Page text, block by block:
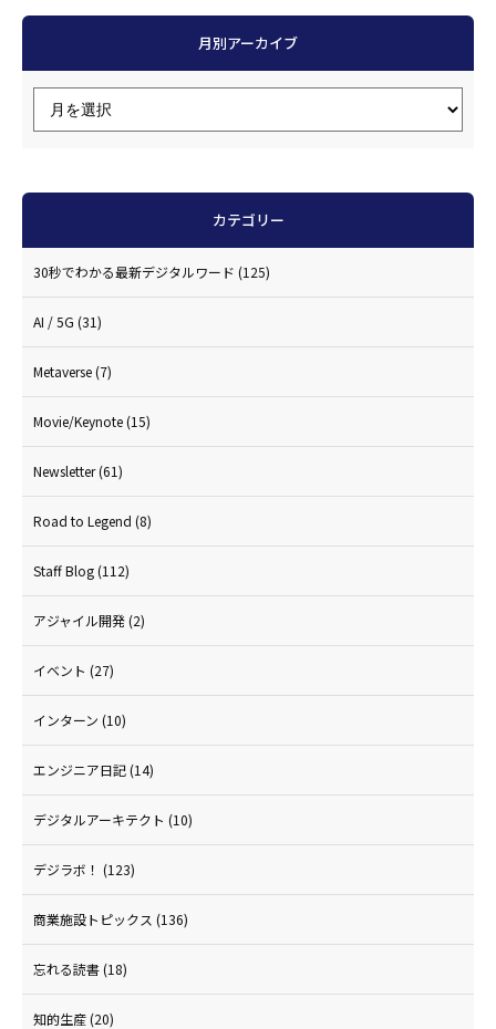
月別アーカイブ
カテゴリー
30秒でわかる最新デジタルワード (125)
AI / 5G (31)
Metaverse(7)
Movie/Keynote(15)
Newsletter(61)
Road to Legend (8)
Staff Blog(112)
アジャイル開発(2)
イベント (27)
インターン (10)
エンジニア日記(14)
デジタルアーキテクト (10)
デジラボ！ (123)
商業施設トピックス (136)
忘れる読書(18)
知的生産(20)